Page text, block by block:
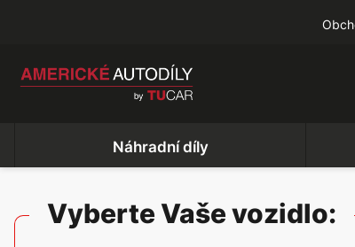
Náhradní díly
Vyberte Vaše vozidlo: